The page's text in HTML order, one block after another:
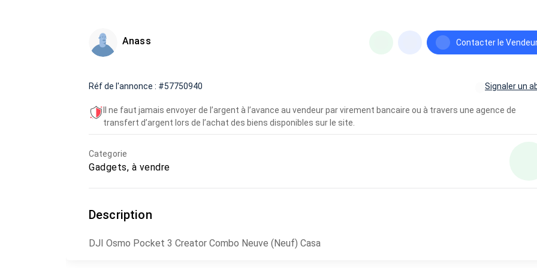
Anass Contacter le
Réf de l'annonce : #57750940 Signaler un
Il ne faut jamais envoyer de l’argent à l’avance au vendeur par virement bancaire ou à travers une agence de
transfert d’argent lors de l’achat des biens disponibles sur le site.
Categorie
Gadgets, à vendre
Description
DJI Osmo Pocket 3 Creator Combo Neuve (Neuf) Casa